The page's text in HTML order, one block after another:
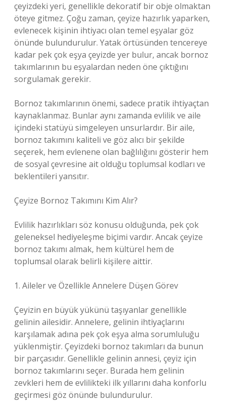
çeyizdeki yeri, genellikle dekoratif bir obje olmaktan
öteye gitmez. Çoğu zaman, çeyize hazırlık yaparken,
evlenecek kişinin ihtiyacı olan temel eşyalar göz
önünde bulundurulur. Yatak örtüsünden tencereye
kadar pek çok eşya çeyizde yer bulur, ancak bornoz
takımlarının bu eşyalardan neden öne çıktığını
sorgulamak gerekir.
Bornoz takımlarının önemi, sadece pratik ihtiyaçtan
kaynaklanmaz. Bunlar aynı zamanda evlilik ve aile
içindeki statüyü simgeleyen unsurlardır. Bir aile,
bornoz takımını kaliteli ve göz alıcı bir şekilde
seçerek, hem evlenene olan bağlılığını gösterir hem
de sosyal çevresine ait olduğu toplumsal kodları ve
beklentileri yansıtır.
Çeyize Bornoz Takımını Kim Alır?
Evlilik hazırlıkları söz konusu olduğunda, pek çok
geleneksel hediyeleşme biçimi vardır. Ancak çeyize
bornoz takımı almak, hem kültürel hem de
toplumsal olarak belirli kişilere aittir.
1. Aileler ve Özellikle Annelere Düşen Görev
Çeyizin en büyük yükünü taşıyanlar genellikle
gelinin ailesidir. Annelere, gelinin ihtiyaçlarını
karşılamak adına pek çok eşya alma sorumluluğu
yüklenmiştir. Çeyizdeki bornoz takımları da bunun
bir parçasıdır. Genellikle gelinin annesi, çeyiz için
bornoz takımlarını seçer. Burada hem gelinin
zevkleri hem de evlilikteki ilk yıllarını daha konforlu
geçirmesi göz önünde bulundurulur.